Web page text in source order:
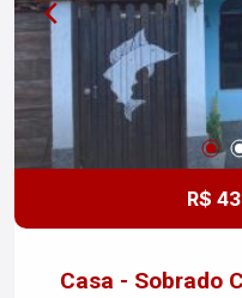
Agende sua visita
R$
Casa - Sobrado